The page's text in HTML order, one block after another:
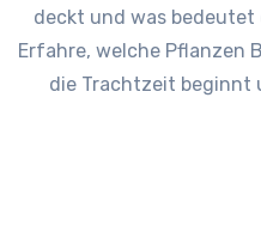
deckt und was
Erfahre, welche Pflanzen
die Trachtzeit beginnt